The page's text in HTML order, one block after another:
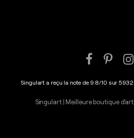
Singulart a reçu la note de 9.8/10 sur5932
Singulart | Meilleure boutique